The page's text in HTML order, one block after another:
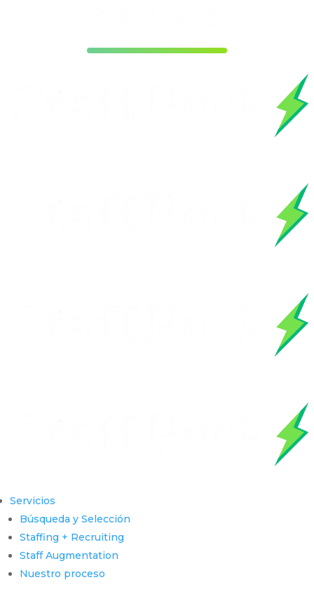
Servicios
Búsqueda y Selección
Staffing + Recruiting
Staff Augmentation
Nuestro proceso